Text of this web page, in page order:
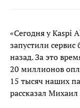
«Сегодня у Kaspi
запустили сервис
назад. За это
20 миллионов
15 тысяч наших
рассказал